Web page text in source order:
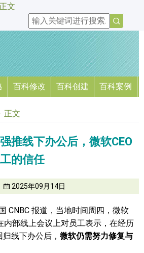
正文
百科修改 百科创建 百科案例
正文
推线下办公后，微软CEO
的信任
2025年09月14日
CNBC 报道，当地时间周四，微软
内部线上会议上对员工表示，在经历
线下办公后， 微软仍需努力修复与